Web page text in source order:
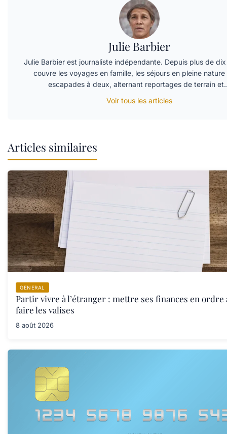
Julie Barbier
Julie Barbier est journaliste indépendante. Depuis plus de dix
couvre les voyages en famille, les séjours en pleine nature
escapades à deux, alternant reportages de terrain
Voir tous les articles
Articles similaires
GENERAL
Partir vivre à l’étranger : mettre ses finances en ordre
faire les valises
8 août 2026